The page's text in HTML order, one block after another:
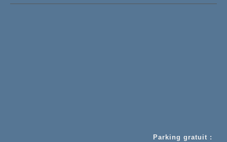
Parking gratuit :